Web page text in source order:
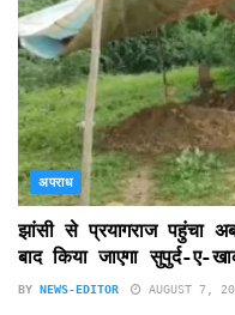
अपराध
झांसी से प्रयागराज पहुंचा
बाद किया जाएगा सुपुर्द-ए-
BY NEWS-EDITOR AUGUST 7,